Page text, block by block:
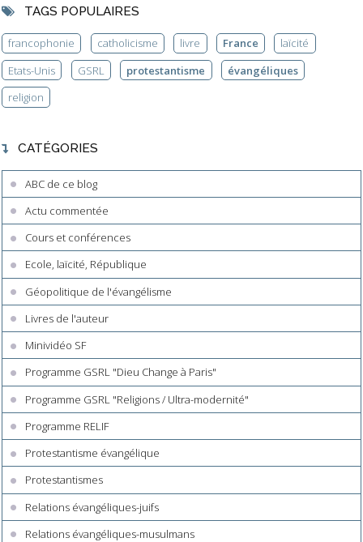
TAGS POPULAIRES
francophonie catholicisme livre France
laïcité
Etats-Unis
GSRL protestantisme
évangéliques
religion
CATÉGORIES
ABC de ce blog
Actu commentée
Cours et conférences
Ecole, laïcité, République
Géopolitique de l'évangélisme
Livres de l'auteur
Minividéo SF
Programme GSRL "Dieu Change à Paris"
Programme GSRL "Religions / Ultra-modernité"
Programme RELIF
Protestantisme évangélique
Protestantismes
Relations évangéliques-juifs
Relations évangéliques-musulmans